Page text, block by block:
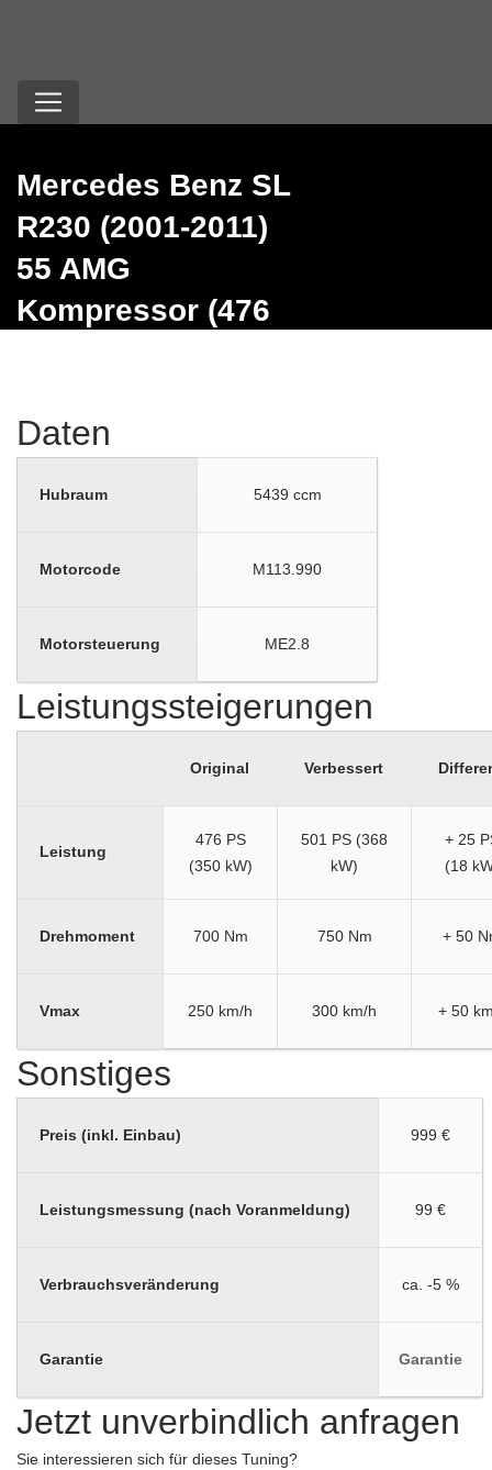
Mercedes Benz SL
R230 (2001-2011)
55 AMG
Kompressor (476
Daten
Hubraum 5439 ccm
Motorcode M113.990
Motorsteuerung ME2.8
Leistungssteigerungen
Original Verbessert
Leistung
476 PS
(350 kW)
501 PS (368
kW)
+ 25
(18
Drehmoment 700 Nm 750 Nm + 50
Vmax 250 km/h 300 km/h + 50
Sonstiges
Preis (inkl. Einbau) 999 €
Leistungsmessung (nach Voranmeldung) 99 €
Verbrauchsveränderung ca. -5 %
Garantie Garantie
Jetzt unverbindlich anfragen
Sie interessieren sich für dieses Tuning?